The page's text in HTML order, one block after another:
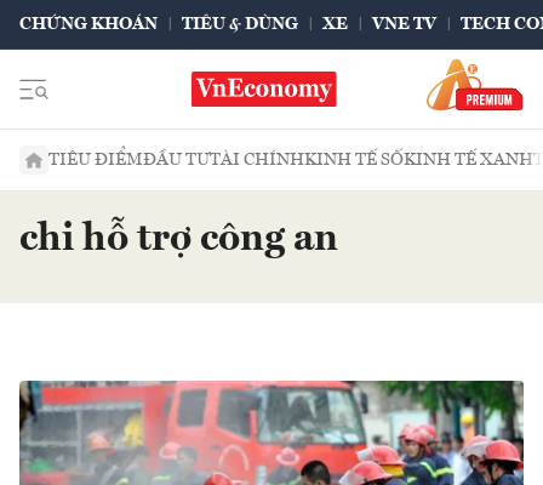
CHỨNG KHOÁN TIÊU & DÙNG XE VNE TV TECH
TIÊU ĐIỂMĐẦU TƯTÀI CHÍNHKINH TẾ SỐKINH TẾ XANH
chi hỗ trợ công an